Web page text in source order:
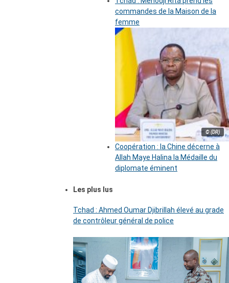
commandes de la Maison de la
femme
© (DR)
Coopération : la Chine décerne à
Allah Maye Halina la Médaille du
diplomate éminent
Les plus lus
Tchad : Ahmed Oumar Djibrillah élevé au grade
de contrôleur général de police